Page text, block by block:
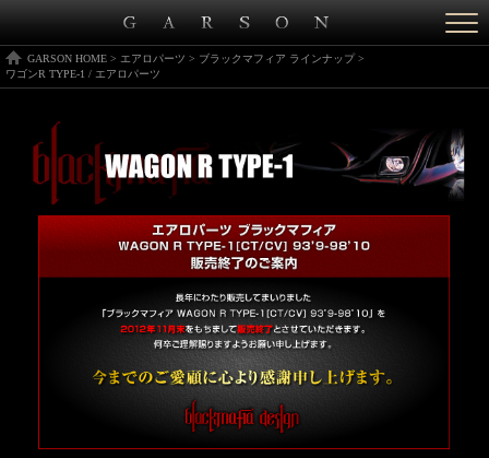
GARSON HOME > エアロパーツ > ブラックマフィア ラインナップ>
ワゴンR TYPE-1 / エアロパーツ